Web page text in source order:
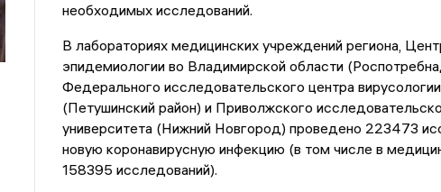
необходимых исследований.
В лабораториях медицинских учреждений региона,
эпидемиологии во Владимирской области
Федерального исследовательского центра
(Петушинский район) и Приволжского
университета (Нижний Новгород) проведено 223473
новую коронавирусную инфекцию (в том числе в
158395 исследований).